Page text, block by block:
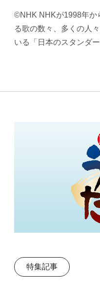
©NHK NHKが1998年か
る歌の数々、多くの人
いる「日本のスタンダ
特集記事